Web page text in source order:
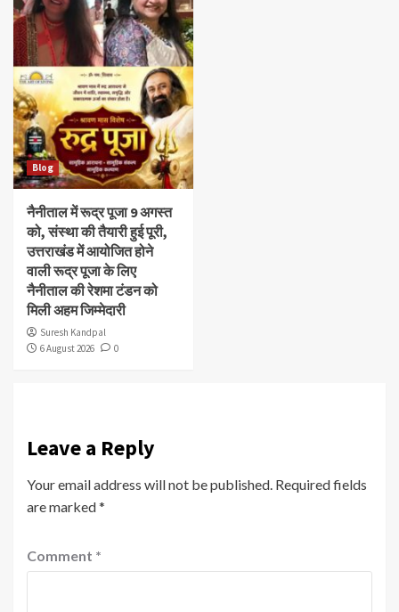
Blog
नैनीताल में रूद्र पूजा 9 अगस्त
को, संस्था की तैयारी हुई पूरी,
उत्तराखंड में आयोजित होने
वाली रूद्र पूजा के लिए
नैनीताल की रेशमा टंडन को
मिली अहम जिम्मेदारी
Suresh Kandpal
6 August 2026
0
Leave a Reply
Your email address will not be published. Required fields
are marked*
Comment *